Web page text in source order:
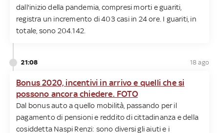
dall'inizio della pandemia, compresi morti e guariti,
registra un incremento di 403 casi in 24 ore. I guariti, in
totale, sono 204.142.
21:08 18 ago
Bonus 2020, incentivi in arrivo e quelli che si
possono ancora chiedere. FOTO
Dal bonus auto a quello mobilità, passando per il
pagamento di pensioni e reddito di cittadinanza e della
cosiddetta Naspi Renzi: sono diversi gli aiuti e i